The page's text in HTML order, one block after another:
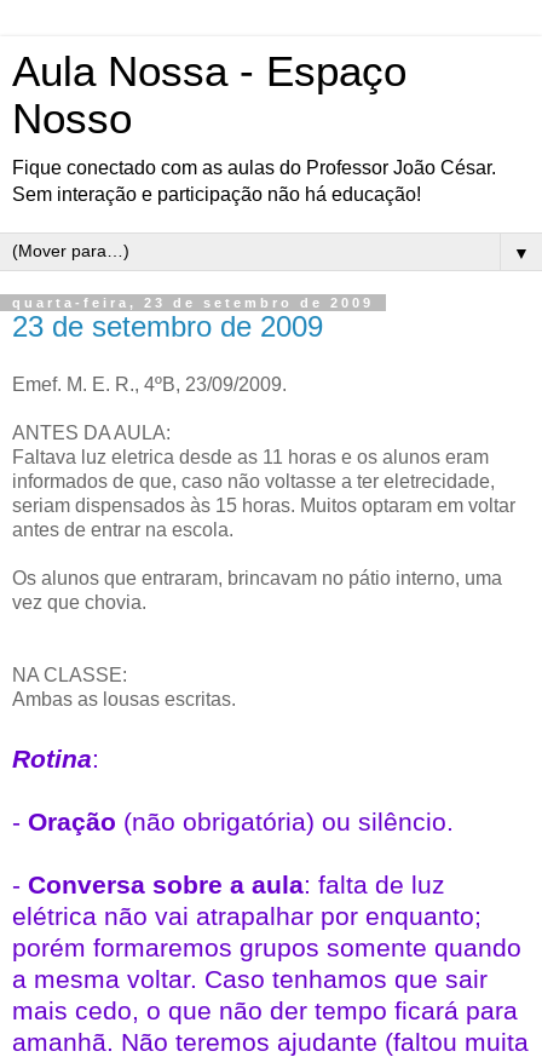
Aula Nossa - Espaço
Nosso
Fique conectado com as aulas do Professor João César.
Sem interação e participação não há educação!
▼
quarta-feira, 23 de setembro de 2009
23 de setembro de 2009
Emef. M. E. R., 4ºB, 23/09/2009.
ANTES DA AULA:
Faltava luz eletrica desde as 11 horas e os alunos eram
informados de que, caso não voltasse a ter eletrecidade,
seriam dispensados às 15 horas. Muitos optaram em voltar
antes de entrar na escola.
Os alunos que entraram, brincavam no pátio interno, uma
vez que chovia.
NA CLASSE:
Ambas as lousas escritas.
Rotina:
- Oração (não obrigatória) ou silêncio.
- Conversa sobre a aula: falta de luz
elétrica não vai atrapalhar por enquanto;
porém formaremos grupos somente quando
a mesma voltar. Caso tenhamos que sair
mais cedo, o que não der tempo ficará para
amanhã. Não teremos ajudante (faltou muita